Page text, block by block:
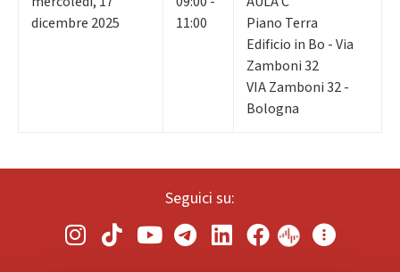
dicembre 2025
11:00
Piano Terra
Edificio in Bo - Via
Zamboni 32
VIA Zamboni 32 -
Bologna
Seguici su: